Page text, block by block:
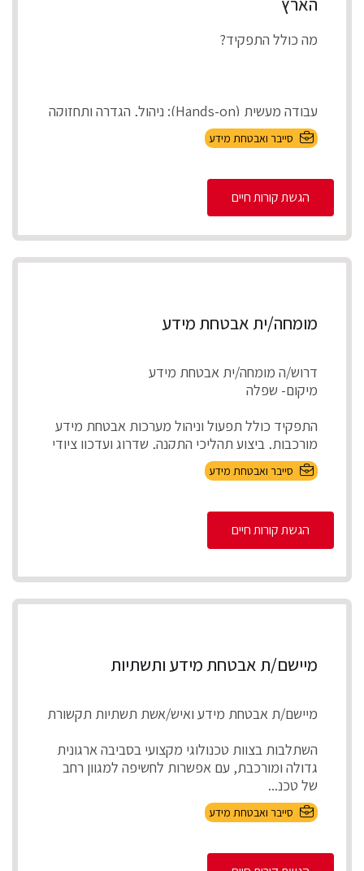
מה כולל התפקיד?
עבודה מעשית (Hands-on): ניהול, הגדרה ותחזוקה
ובענן).
Incident Respons...
סייבר ואבטחת מידע
הגשת קורות חיים
מומחה/ית אבטחת מידע
דרוש/ה מומחה/ית אבטחת מידע
מיקום- שפלה
התפקיד כולל תפעול וניהול מערכות אבטחת מידע
מורכבות, ביצוע תהליכי התקנה, שדרוג ועדכון ציודי
אבטחת ...סייבר ואבטחת מידע
הגשת קורות חיים
מיישם/ת אבטחת מידע ותשתיות
מיישם/ת אבטחת מידע ואיש/אשת תשתיות תקשורת
השתלבות בצוות טכנולוגי מקצועי בסביבה ארגונית
גדולה ומורכבת, עם אפשרות לחשיפה למגוון רחב
של טכנ...
סייבר ואבטחת מידע